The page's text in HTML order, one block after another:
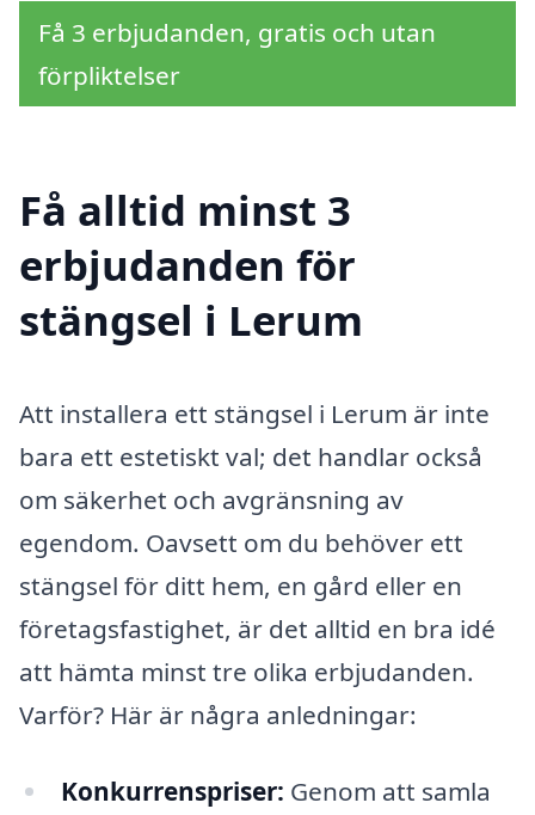
Få 3 erbjudanden, gratis och utan
förpliktelser
Få alltid minst 3
erbjudanden för
stängsel i Lerum
Att installera ett stängsel i Lerum är inte
bara ett estetiskt val; det handlar också
om säkerhet och avgränsning av
egendom. Oavsett om du behöver ett
stängsel för ditt hem, en gård eller en
företagsfastighet, är det alltid en bra idé
att hämta minst tre olika erbjudanden.
Varför? Här är några anledningar:
Konkurrenspriser: Genom att samla